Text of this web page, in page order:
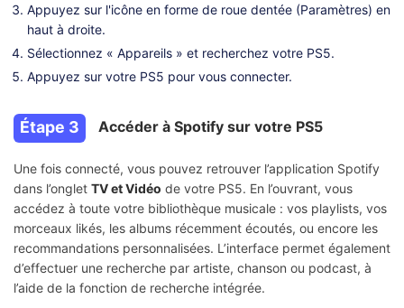
Appuyez sur l'icône en forme de roue dentée (Paramètres) en
haut à droite.
Sélectionnez « Appareils » et recherchez votre PS5.
Appuyez sur votre PS5 pour vous connecter.
Étape 3 Accéder à Spotify sur votre PS5
Une fois connecté, vous pouvez retrouver l’application Spotify
dans l’onglet TV et Vidéo de votre PS5. En l’ouvrant, vous
accédez à toute votre bibliothèque musicale : vos playlists, vos
morceaux likés, les albums récemment écoutés, ou encore les
recommandations personnalisées. L’interface permet également
d’effectuer une recherche par artiste, chanson ou podcast, à
l’aide de la fonction de recherche intégrée.